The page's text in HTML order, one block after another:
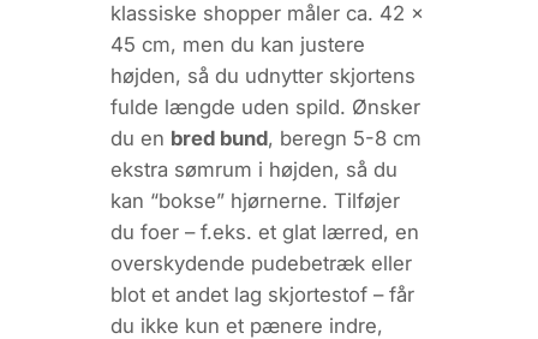
klassiske shopper måler ca. 42 ×
45 cm, men du kan justere
højden, så du udnytter skjortens
fulde længde uden spild. Ønsker
du en bred bund, beregn 5-8 cm
ekstra sømrum i højden, så du
kan “bokse” hjørnerne. Tilføjer
du foer – f.eks. et glat lærred, en
overskydende pudebetræk eller
blot et andet lag skjortestof – får
du ikke kun et pænere indre,